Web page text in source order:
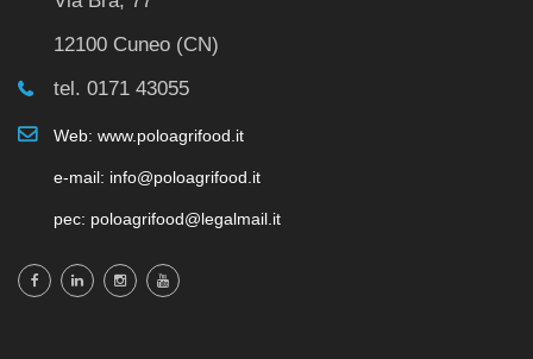
12100 Cuneo (CN)
tel. 0171 43055
Web: www.poloagrifood.it
e-mail: info@poloagrifood.it
pec: poloagrifood@legalmail.it